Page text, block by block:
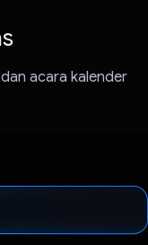
acara kalender